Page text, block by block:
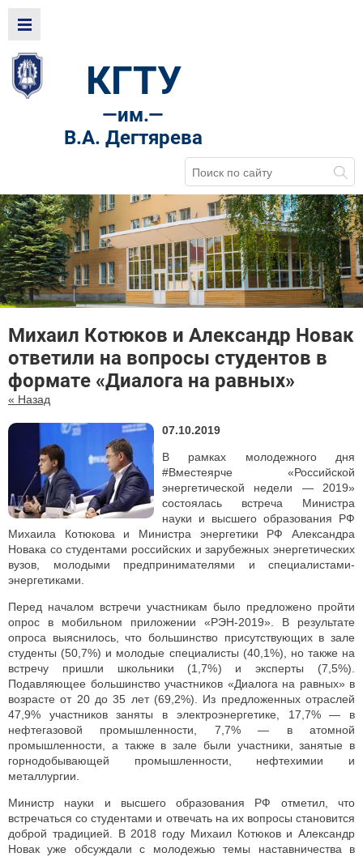
КГТУ
—им.—
В.А. Дегтярева
Михаил Котюков и Александр Новак
ответили на вопросы студентов в
формате «Диалога на равных»
« Назад
07.10.2019
В рамках молодежного дня
#Вместеярче «Российской
энергетической недели — 2019»
состоялась встреча Министра
науки и высшего образования РФ
Михаила Котюкова и Министра энергетики РФ Александра
Новака со студентами российских и зарубежных энергетических
вузов, молодыми предпринимателями и специалистами-
энергетиками.
Перед началом встречи участникам было предложено пройти
опрос в мобильном приложении «РЭН-2019». В результате
опроса выяснилось, что большинство присутствующих в зале
студенты (50,7%) и молодые специалисты (40,1%), но также на
встречу пришли школьники (1,7%) и эксперты (7,5%).
Подавляющее большинство участников «Диалога на равных» в
возрасте от 20 до 35 лет (69,2%). Из предложенных отраслей
47,9% участников заняты в электроэнергетике, 17,7% — в
нефтегазовой промышленности, 7,7% — в атомной
промышленности, а также в зале были участники, занятые в
горнодобывающей промышленности, нефтехимии и
металлургии.
Министр науки и высшего образования РФ отметил, что
встречаться со студентами и отвечать на их вопросы становится
доброй традицией. В 2018 году Михаил Котюков и Александр
Новак уже обсуждали с молодежью темы наставничества в